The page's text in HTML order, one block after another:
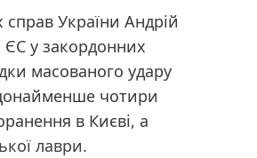
України Андрій
ЄС у закордонних
масованого удару
щонайменше чотири
в Києві, а
лаври.